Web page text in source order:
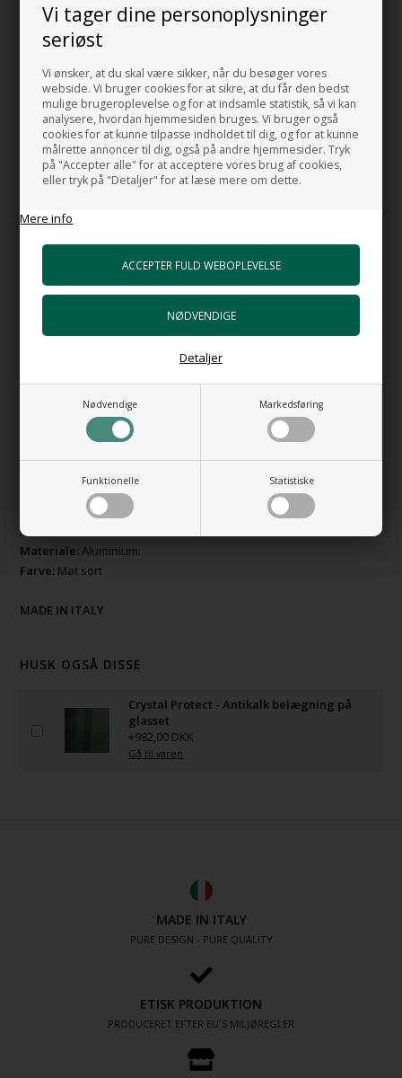
Vi tager dine personoplysninger
seriøst
Vi ønsker, at du skal være sikker, når du besøger vores
webside. Vi bruger cookies for at sikre, at du får den bedst
mulige brugeroplevelse og for at indsamle statistik, så vi kan
analysere, hvordan hjemmesiden bruges. Vi bruger også
cookies for at kunne tilpasse indholdet til dig, og for at kunne
målrette annoncer til dig, også på andre hjemmesider. Tryk
på "Accepter alle" for at acceptere vores brug af cookies,
eller tryk på "Detaljer" for at læse mere om dette.
Mere info
Nødvendige Markedsføring
Funktionelle Statistiske
Detaljer
Dark Box 97x67 Minimalistisk brusevæg i et smart
Italiensk design
Man kan tilkøbe Crystal Protect belægning på glasset, så vandet
lettere løber af glasset og derned ikke efterlader kalkpletter.
Det gør rengøringen til en leg.
vægge.
Mål:
Dør bredde:67-69 cm.
I hjørne
Mørk grå
Ramme:
Materiale: Aluminium.
Farve: Mat sort
MADE IN ITALY
HUSK OGSÅ DISSE
Crystal Protect - Antikalk belægning på
glasset
+982,00 DKK
Gå til varen
MADE IN ITALY
PURE DESIGN - PURE QUALITY
ETISK PRODUKTION
PRODUCERET EFTER EU´S MILJØREGLER